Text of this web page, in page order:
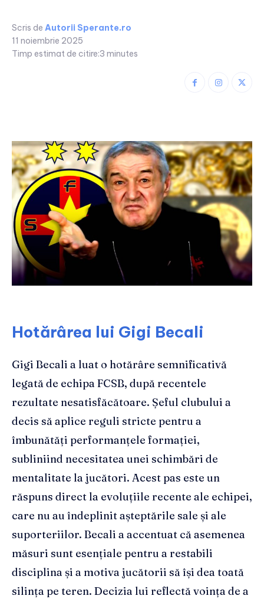
Scris de Autorii Sperante.ro
11 noiembrie 2025
Timp estimat de citire:3 minutes
Hotărârea lui Gigi Becali
Gigi Becali a luat o hotărâre semnificativă
legată de echipa FCSB, după recentele
rezultate nesatisfăcătoare. Șeful clubului a
decis să aplice reguli stricte pentru a
îmbunătăți performanțele formației,
subliniind necesitatea unei schimbări de
mentalitate la jucători. Acest pas este un
răspuns direct la evoluțiile recente ale echipei,
care nu au îndeplinit așteptările sale și ale
suporteriilor. Becali a accentuat că asemenea
măsuri sunt esențiale pentru a restabili
disciplina și a motiva jucătorii să își dea toată
silința pe teren. Decizia lui reflectă voința de a